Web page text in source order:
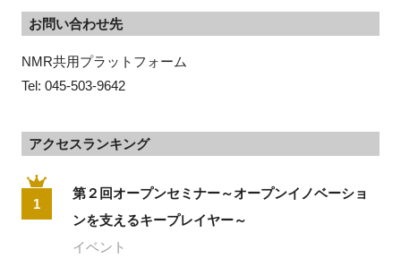
お問い合わせ先
NMR共用プラットフォーム
Tel: 045-503-9642
アクセスランキング
1
第２回オープンセミナー～オープンイノベーショ
ンを支えるキープレイヤー～
イベント